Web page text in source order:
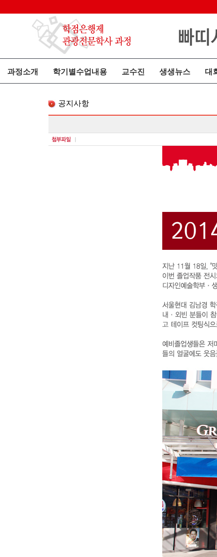
과정소개 학기별수업내용 교수진 생생뉴스 대
공지사항